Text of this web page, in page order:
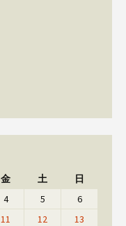
金 土 日
4 5
6
11 12
13